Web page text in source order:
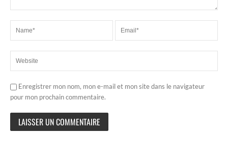
Enregistrer mon nom, mon e-mail et mon site dans le navigateur
pour mon prochain commentaire.